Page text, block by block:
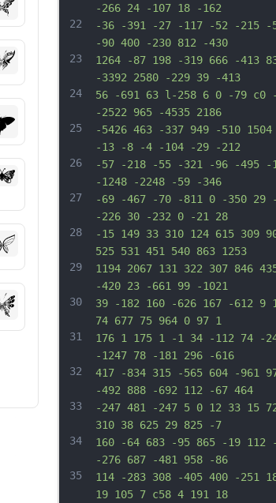
22
23
24
25
26
27
28
29
30
31
32
33
34
35
-266 24 -107 18 -162
-36 -391 -27 -117 -52 -215
-90 400 -230 812 -430
1264 -87 198 -319 666 -413
-3392 2580 -229 39 -413
56 -691 63 l-258 6 0 -79 c0
-2522 965 -4535 2186
-5426 463 -337 949 -510
-13 -8 -4 -104 -29 -212
-57 -218 -55 -321 -96 -495 -
-1248 -2248 -59 -346
-69 -467 -70 -811 0 -350 29
-226 30 -232 0 -21 28
-15 149 33 310 124 615 309
525 531 451 540 863 1253
1194 2067 131 322 307 846
-420 23 -661 99 -1021
39 -182 160 -626 167 -612 9
74 677 75 964 0 97 1
176 1 175 1 -1 34 -112 74 -
-1247 78 -181 296 -616
417 -834 315 -565 604 -961
-492 888 -692 112 -67 464
-247 481 -247 5 0 12 33 15
310 38 625 29 825 -7
160 -64 683 -95 865 -19 112
-276 687 -481 958 -86
114 -283 308 -405 400 -251
19 105 7 c58 4 191 18